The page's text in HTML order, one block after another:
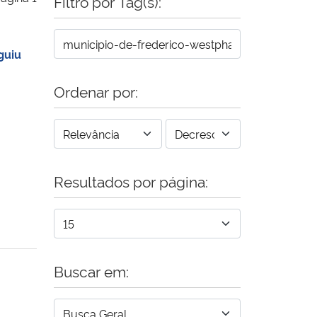
Ordenar por:
Resultados por página:
Buscar em: